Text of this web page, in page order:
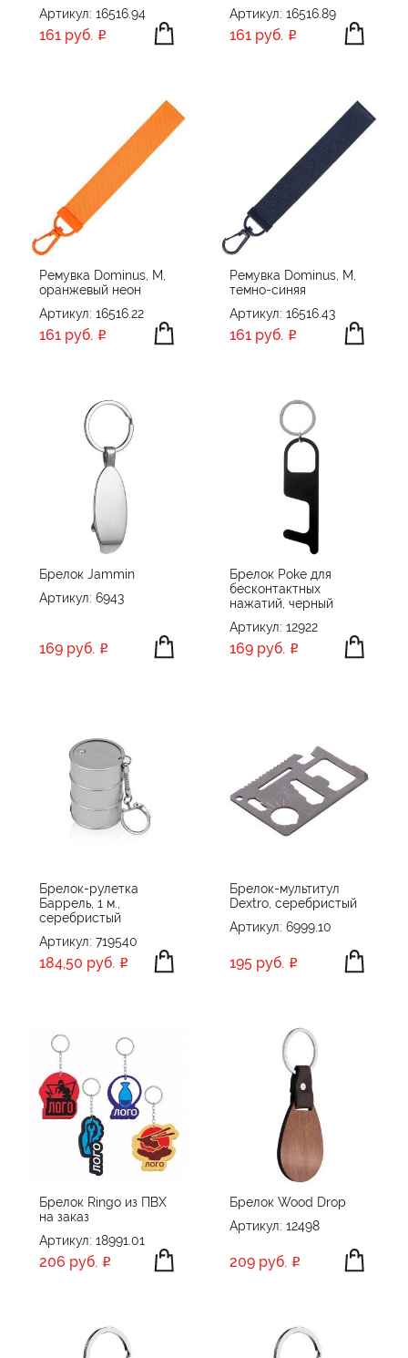
Артикул: 16516.94
161 руб.
Артикул: 16516.89
161 руб.
Ремувка Dominus, М,
оранжевый неон
Артикул: 16516.22
161 руб.
Ремувка Dominus, М,
темно-синяя
Артикул: 16516.43
161 руб.
Брелок Jammin
Артикул: 6943
169 руб.
Брелок Poke для
бесконтактных
нажатий, черный
Артикул: 12922
169 руб.
Брелок-рулетка
Баррель, 1 м.,
серебристый
Артикул: 719540
184,50 руб.
Брелок-мультитул
Dextro, серебристый
Артикул: 6999.10
195 руб.
Брелок Ringo из ПВХ
на заказ
Артикул: 18991.01
206 руб.
Брелок Wood Drop
Артикул: 12498
209 руб.